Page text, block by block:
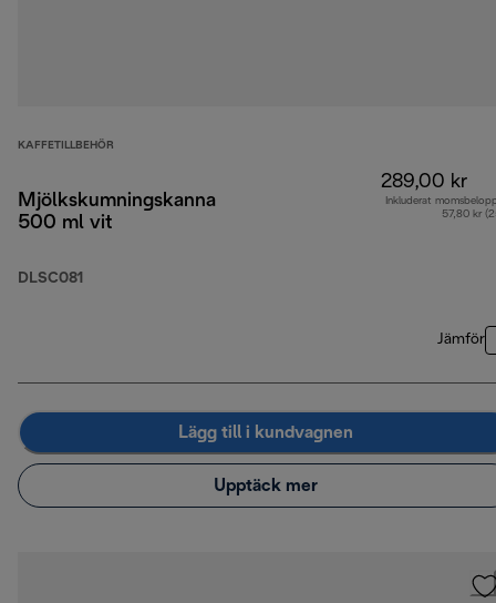
KAFFETILLBEHÖR
Mjölkskumningskanna
500 ml vit
DLSC081
289,00 kr
Inkluderat
57,80 kr
Jämför
Lägg till i kundvagnen
Upptäck mer